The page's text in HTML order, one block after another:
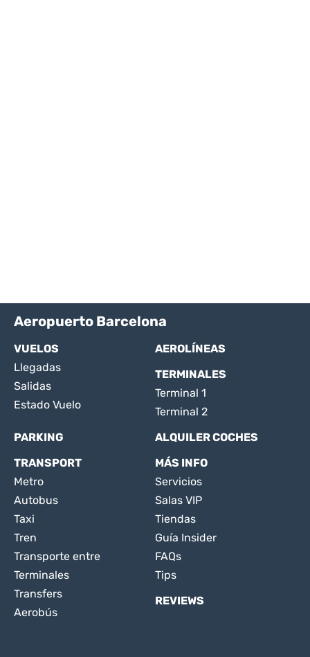
Aeropuerto Barcelona
VUELOS
Llegadas
Salidas
Estado Vuelo
AEROLÍNEAS
TERMINALES
Terminal 1
Terminal 2
PARKING
ALQUILER COCHES
TRANSPORT
Metro
Autobus
Taxi
Tren
Transporte entre
Terminales
Transfers
Aerobús
MÁS INFO
Servicios
Salas VIP
Tiendas
Guía Insider
FAQs
Tips
REVIEWS